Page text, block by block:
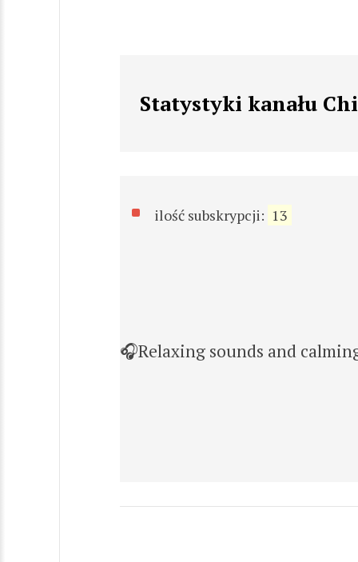
Statystyki kanału
ilość subskrypcji: 13
🎧Relaxing sounds and